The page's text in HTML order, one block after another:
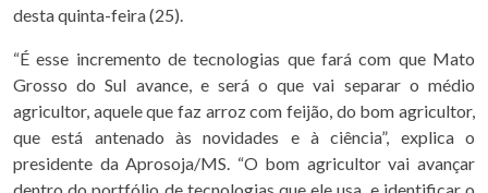
desta quinta-feira (25).
“É esse incremento de tecnologias que fará com que Mato
Grosso do Sul avance, e será o que vai separar o médio
agricultor, aquele que faz arroz com feijão, do bom agricultor,
que está antenado às novidades e à ciência”, explica o
presidente da Aprosoja/MS. “O bom agricultor vai avançar